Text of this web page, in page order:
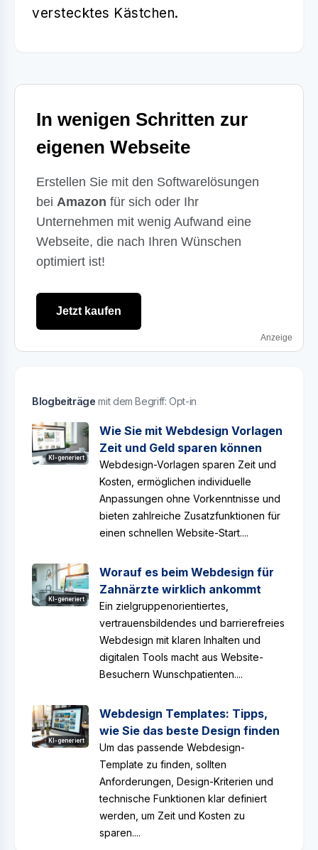
verstecktes Kästchen.
In wenigen Schritten zur
eigenen Webseite
Erstellen Sie mit den Softwarelösungen
bei Amazon für sich oder Ihr
Unternehmen mit wenig Aufwand eine
Webseite, die nach Ihren Wünschen
optimiert ist!
Jetzt kaufen
Anzeige
Blogbeiträgemit dem Begriff: Opt-in
KI-generiert
Wie Sie mit Webdesign Vorlagen
Zeit und Geld sparen können
Webdesign-Vorlagen sparen Zeit und
Kosten, ermöglichen individuelle
Anpassungen ohne Vorkenntnisse und
bieten zahlreiche Zusatzfunktionen für
einen schnellen Website-Start....
KI-generiert
Worauf es beim Webdesign für
Zahnärzte wirklich ankommt
Ein zielgruppenorientiertes,
vertrauensbildendes und barrierefreies
Webdesign mit klaren Inhalten und
digitalen Tools macht aus Website-
Besuchern Wunschpatienten....
KI-generiert
Webdesign Templates: Tipps,
wie Sie das beste Design finden
Um das passende Webdesign-
Template zu finden, sollten
Anforderungen, Design-Kriterien und
technische Funktionen klar definiert
werden, um Zeit und Kosten zu
sparen....